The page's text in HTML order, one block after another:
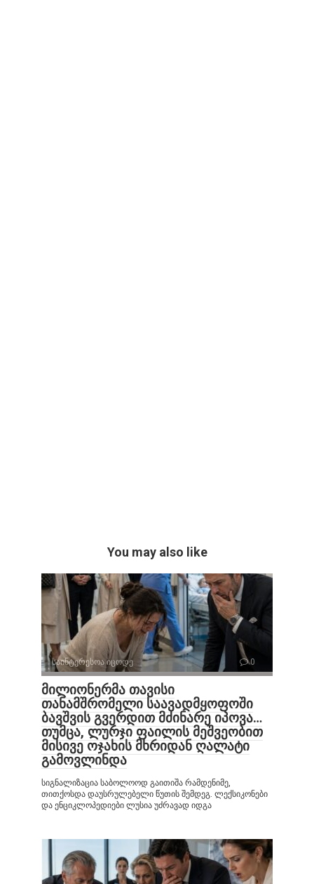
You may also like
საინტერესოა იცოდე 0
მილიონერმა თავისი
თანამშრომელი საავადმყოფოში
ბავშვის გვერდით მძინარე იპოვა…
თუმცა, ლურჯი ფაილის მეშვეობით
მისივე ოჯახის მხრიდან ღალატი
გამოვლინდა
სიგნალიზაცია საბოლოოდ გაითიშა რამდენიმე,
თითქოსდა დაუსრულებელი წუთის შემდეგ. ლექსიკონები
და ენციკლოპედიები ლუსია უძრავად იდგა